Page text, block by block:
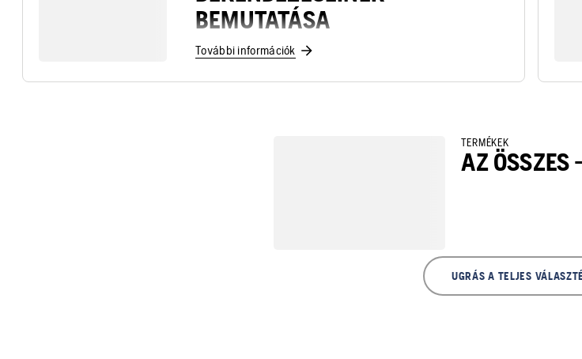
BEMUTATÁSA
További információk
TERMÉKEK
AZ ÖSSZES
UGRÁS A TELJES